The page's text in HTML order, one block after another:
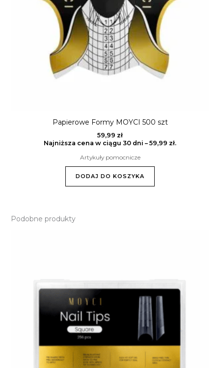
Papierowe Formy MOYCI 500 szt
59,99 zł
Najniższa cena w ciągu 30 dni – 59,99 zł.
Artykuły pomocnicze
DODAJ DO KOSZYKA
Podobne produkty